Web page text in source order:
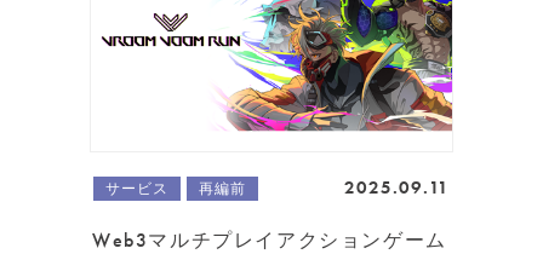
サービス 再編前 2025.09.11
Web3マルチプレイアクションゲーム